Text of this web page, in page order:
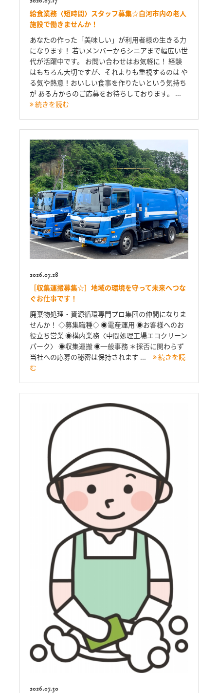
給食業務〈短時間〉スタッフ募集☆白河市内の老人
施設で働きませんか！
あなたの作った「美味しい」が利用者様の生きる力
になります！ 若いメンバーからシニアまで幅広い世
代が活躍中です。 お問い合わせはお気軽に！ 経験
はもちろん大切ですが、それよりも重視するのは や
る気や熱意！おいしい食事を作りたいという気持ち
が ある方からのご応募をお待ちしております。 ...
続きを読む
2026.07.28
［収集運搬募集☆］地域の環境を守って未来へつな
ぐお仕事です！
廃棄物処理・資源循環専門プロ集団の仲間になりま
せんか！ ◇募集職種◇ ◉電産運用 ◉お客様へのお
役立ち営業 ◉構内業務〈中間処理工場エコクリーン
パーク〉 ◉収集運搬 ◉一般事務 ＊採否に関わらず
当社への応募の秘密は保持されます ...
続きを読
む
2026.07.30